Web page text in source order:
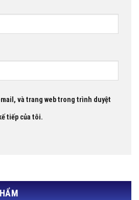
và trang web trong trình duyệt
tiếp của tôi.